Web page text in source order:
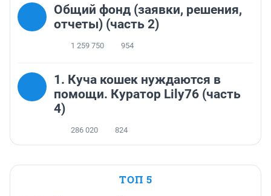
Общий фонд (заявки, решения,
отчеты) (часть 2)
1 259 750 954
1. Куча кошек нуждаются в
помощи. Куратор Lily76 (часть
4)
286 020 824
ТОП 5